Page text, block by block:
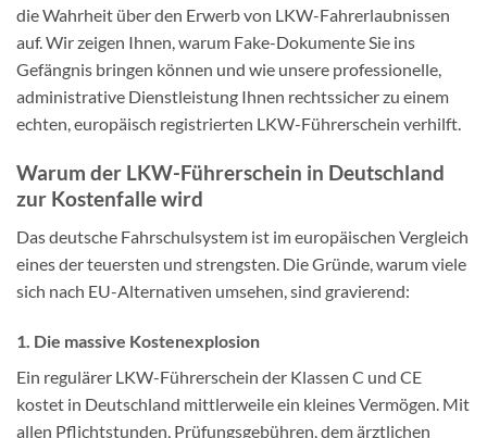
die Wahrheit über den Erwerb von LKW-Fahrerlaubnissen
auf. Wir zeigen Ihnen, warum Fake-Dokumente Sie ins
Gefängnis bringen können und wie unsere professionelle,
administrative Dienstleistung Ihnen rechtssicher zu einem
echten, europäisch registrierten LKW-Führerschein verhilft.
Warum der LKW-Führerschein in Deutschland
zur Kostenfalle wird
Das deutsche Fahrschulsystem ist im europäischen Vergleich
eines der teuersten und strengsten. Die Gründe, warum viele
sich nach EU-Alternativen umsehen, sind gravierend:
1. Die massive Kostenexplosion
Ein regulärer LKW-Führerschein der Klassen C und CE
kostet in Deutschland mittlerweile ein kleines Vermögen. Mit
allen Pflichtstunden, Prüfungsgebühren, dem ärztlichen